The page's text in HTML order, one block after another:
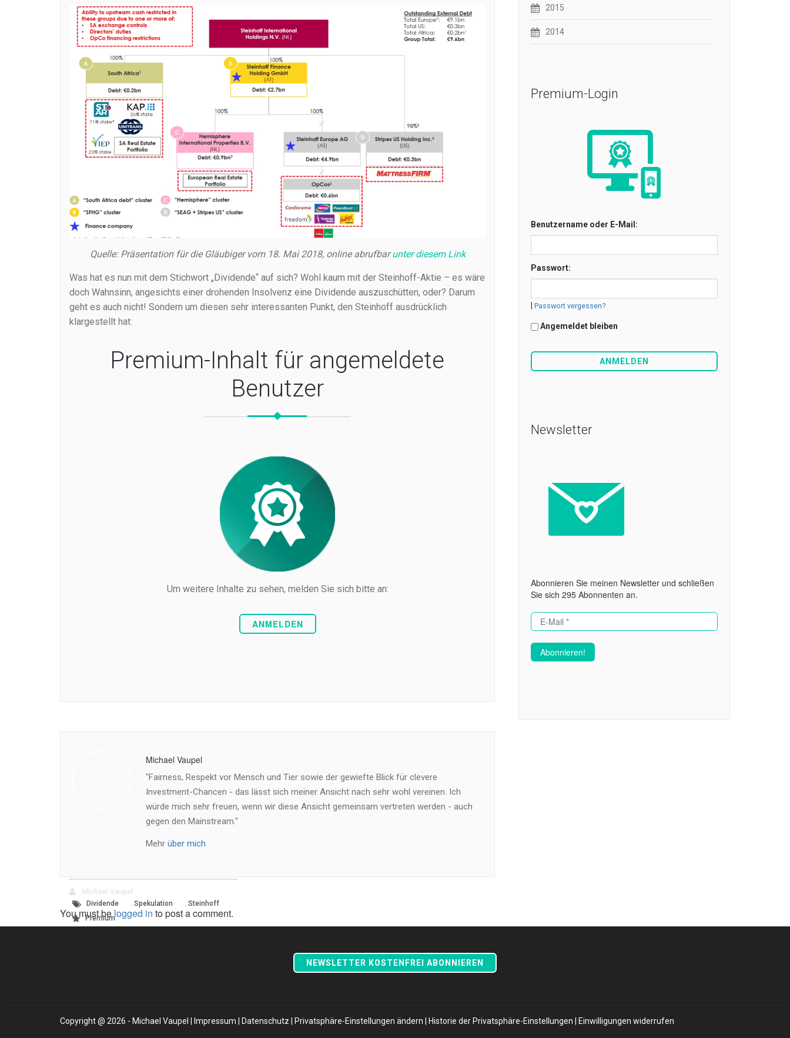
Quelle: Präsentation für die Gläubiger vom 18. Mai 2018, online abrufbarunter diesem Link
Was hat es nun mit dem Stichwort „Dividende“ auf sich? Wohl kaum mit der Steinhoff-Aktie – es wäre
doch Wahnsinn, angesichts einer drohenden Insolvenz eine Dividende auszuschütten, oder? Darum
geht es auch nicht! Sondern um diesen sehr interessanten Punkt, den Steinhoff ausdrücklich
klargestellt hat:
Premium-Inhalt für angemeldete
Benutzer
Um weitere Inhalte zu sehen, melden Sie sich bitte an:
ANMELDEN
Michael Vaupel
Dividende
, Spekulation , Steinhoff
Premium
Michael Vaupel
"Fairness, Respekt vor Mensch und Tier sowie der gewiefte Blick für clevere
Investment-Chancen - das lässt sich meiner Ansicht nach sehr wohl vereinen. Ich
würde mich sehr freuen, wenn wir diese Ansicht gemeinsam vertreten werden - auch
gegen den Mainstream."
Mehr über mich
You must belogged in to post a comment.
2015
2014
Premium-Login
Benutzername oder E-Mail:
Passwort:
Passwort vergessen?
Angemeldet bleiben
Newsletter
Abonnieren Sie meinen Newsletter und schließen
Sie sich 295 Abonnenten an.
NEWSLETTER KOSTENFREI ABONNIEREN
Copyright @ 2026 - Michael Vaupel | Impressum Datenschutz Privatsphäre-Einstellungen ändern Historie der Privatsphäre-Einstellungen Einwilligungen widerrufen